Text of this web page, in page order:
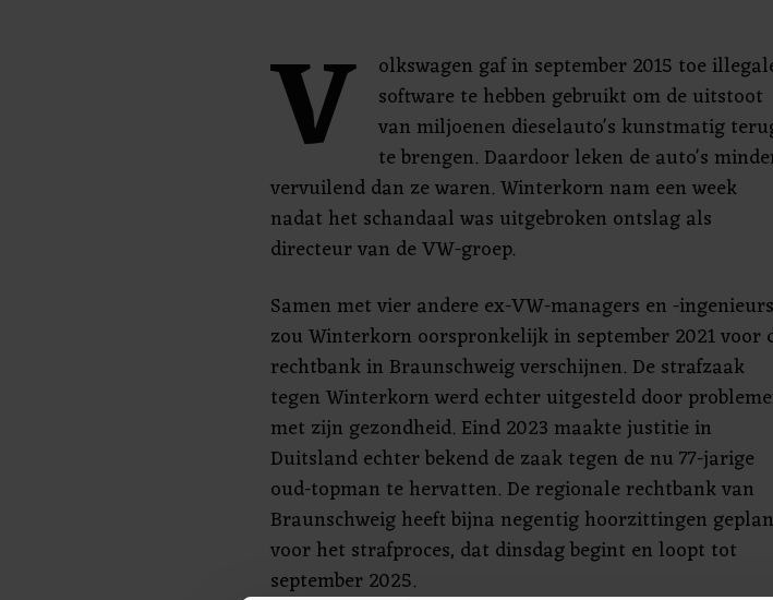
V
olkswagen gaf in september 2015 toe
software te hebben gebruikt om de uitstoot
van miljoenen dieselauto's kunstmatig
te brengen. Daardoor leken de auto's
vervuilend dan ze waren. Winterkorn nam een week
nadat het schandaal was uitgebroken ontslag als
directeur van de VW-groep.
Samen met vier andere ex-VW-managers en -ingenieurs
zou Winterkorn oorspronkelijk in september 2021 voor
rechtbank in Braunschweig verschijnen. De strafzaak
tegen Winterkorn werd echter uitgesteld door
met zijn gezondheid. Eind 2023 maakte justitie in
Duitsland echter bekend de zaak tegen de nu 77-jarige
oud-topman te hervatten. De regionale rechtbank van
Braunschweig heeft bijna negentig hoorzittingen
voor het strafproces, dat dinsdag begint en loopt tot
september 2025.